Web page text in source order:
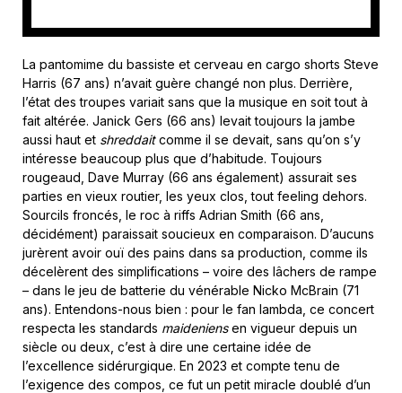
La pantomime du bassiste et cerveau en cargo shorts Steve
Harris (67 ans) n’avait guère changé non plus. Derrière,
l’état des troupes variait sans que la musique en soit tout à
fait altérée. Janick Gers (66 ans) levait toujours la jambe
aussi haut et shreddaitcomme il se devait, sans qu’on s’y
intéresse beaucoup plus que d’habitude. Toujours
rougeaud, Dave Murray (66 ans également) assurait ses
parties en vieux routier, les yeux clos, tout feeling dehors.
Sourcils froncés, le roc à riffs Adrian Smith (66 ans,
décidément) paraissait soucieux en comparaison. D’aucuns
jurèrent avoir ouï des pains dans sa production, comme ils
décelèrent des simplifications – voire des lâchers de rampe
– dans le jeu de batterie du vénérable Nicko McBrain (71
ans). Entendons-nous bien : pour le fan lambda, ce concert
respecta les standards maideniensen vigueur depuis un
siècle ou deux, c’est à dire une certaine idée de
l’excellence sidérurgique. En 2023 et compte tenu de
l’exigence des compos, ce fut un petit miracle doublé d’un